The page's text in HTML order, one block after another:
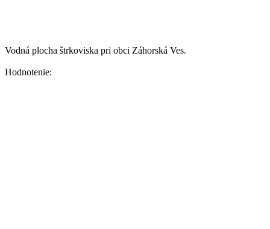
Vodná plocha štrkoviska pri obci Záhorská Ves.
Hodnotenie: